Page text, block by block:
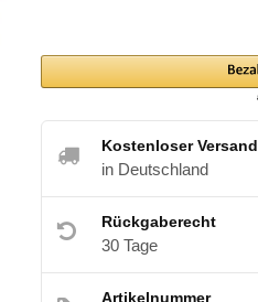
Kostenloser Versand
in Deutschland
Rückgaberecht
30 Tage
Artikelnummer